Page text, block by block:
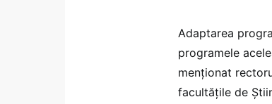
Adaptarea
programele
menționat
facultățile de